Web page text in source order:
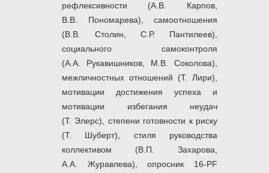
рефлексивности (А.В. Карпов,
В.В. Пономарева), самоотношения
(В.В. Столин, С.Р. Пантилеев),
социального самоконтроля
(А.А. Рукавишников, М.В. Соколова),
межличностных отношений (Т. Лири),
мотивации достижения успеха и
мотивации избегания неудач
(Т. Элерс), степени готовности к риску
(Т. Шуберт), стиля руководства
коллективом (В.П. Захарова,
А.А. Журавлева), опросник 16-PF